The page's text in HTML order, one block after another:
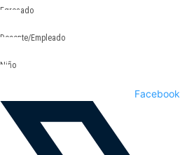
Egresado
Docente/Empleado
Niño
Facebook